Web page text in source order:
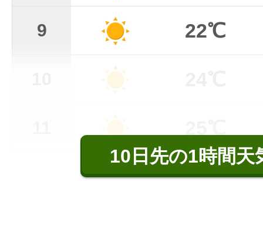
9 22℃
10日先の1時間天